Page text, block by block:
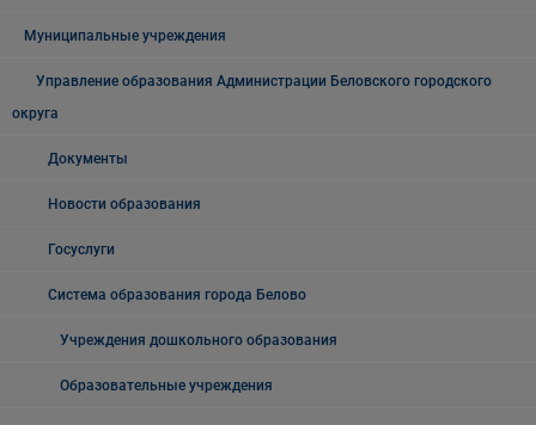
Муниципальные учреждения
Управление образования Администрации Беловского городского
округа
Документы
Новости образования
Госуслуги
Система образования города Белово
Учреждения дошкольного образования
Образовательные учреждения